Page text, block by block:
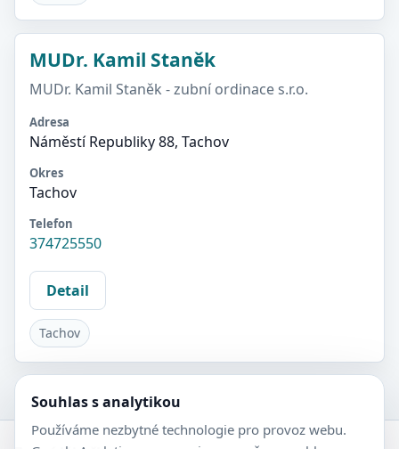
MUDr. Kamil Staněk
MUDr. Kamil Staněk - zubní ordinace s.r.o.
Adresa
Náměstí Republiky 88, Tachov
Okres
Tachov
Telefon
374725550
Detail
Tachov
Souhlas s analytikou
Používáme nezbytné technologie pro provoz webu.